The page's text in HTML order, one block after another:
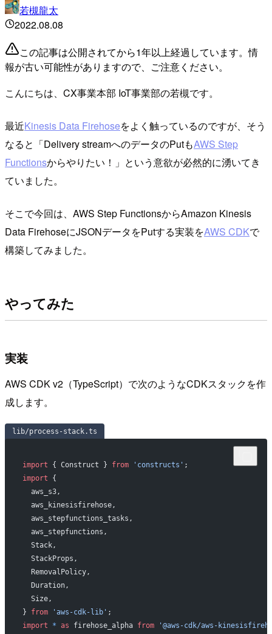
若槻龍太
2022.08.08
この記事は公開されてから1年以上経過しています。情
報が古い可能性がありますので、ご注意ください。
こんにちは、CX事業本部 IoT事業部の若槻です。
最近Kinesis Data Firehoseをよく触っているのですが、そう
なると「Delivery streamへのデータのPutもAWS Step
Functionsからやりたい！」という意欲が必然的に湧いてき
ていました。
そこで今回は、AWS Step FunctionsからAmazon Kinesis
Data FirehoseにJSONデータをPutする実装をAWS CDKで
構築してみました。
やってみた
実装
AWS CDK v2（TypeScript）で次のようなCDKスタックを作
成します。
lib/process-stack.ts
import { Construct } from 'constructs' ;
import {
  aws_s3,
  aws_kinesisfirehose,
  aws_stepfunctions_tasks,
  aws_stepfunctions,
  Stack,
  StackProps,
  RemovalPolicy,
  Duration,
  Size,
} from 'aws-cdk-lib' ;
import * as firehose_alpha from '@aws-cdk/aws-